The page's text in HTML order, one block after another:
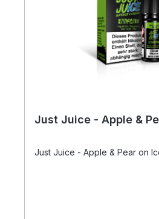
Just Juice - Apple &
Just Juice - Apple & Pear on